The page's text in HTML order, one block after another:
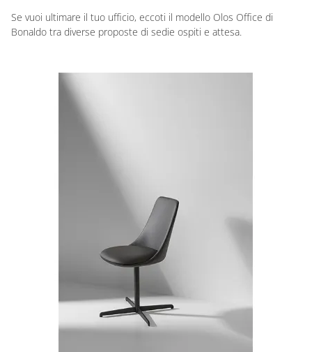
Se vuoi ultimare il tuo ufficio, eccoti il modello Olos Office di
Bonaldo tra diverse proposte di sedie ospiti e attesa.